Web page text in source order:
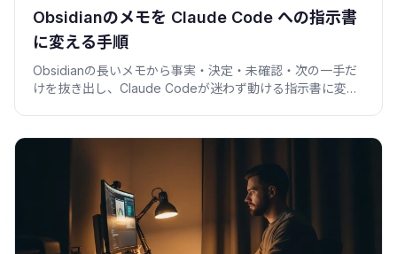
Obsidianのメモを Claude Code への指示書
に変える手順
Obsidianの長いメモから事実・決定・未確認・次の一手だ
けを抜き出し、Claude Codeが迷わず動ける指示書に変え